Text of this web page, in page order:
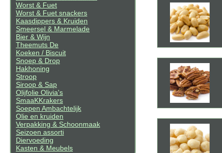
Worst & Fuet
Worst & Fuet snackers
Kaasdippers & Kruiden
Smeersel & Marmelade
Bier & Wijn
Theemuts De
Koeken / Biscuit
Snoep & Drop
Hakhoning
Stroop
Siroop & Sap
Olijfolie Olivia's
SmaaKKrakers
Soepen Ambachtelijk
Olie en kruiden
Verpakking & Schoonmaak
Seizoen assorti
Diervoeding
Kasten & Meubels